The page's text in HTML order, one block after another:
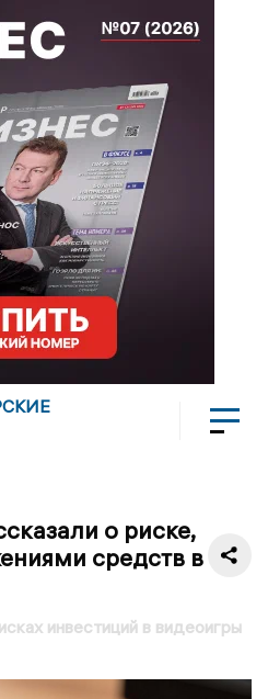
о риске,
средств в
инвестиций в видеоигры